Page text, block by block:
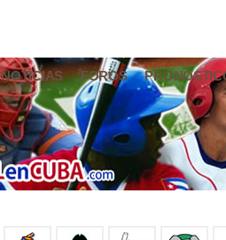
NOTICIAS FOROS